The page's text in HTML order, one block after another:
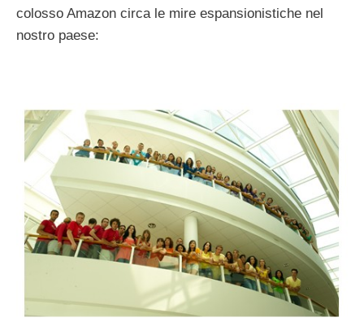
colosso Amazon circa le mire espansionistiche nel
nostro paese: